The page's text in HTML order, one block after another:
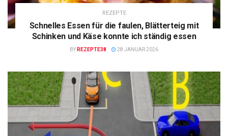
REZEPTE
Schnelles Essen für die faulen, Blätterteig mit
Schinken und Käse konnte ich ständig essen
BY REZEPTE38 28 JANUAR 2026